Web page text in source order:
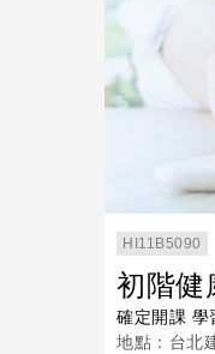
HI11B5090
初階健
確定開課 學
地點：台北